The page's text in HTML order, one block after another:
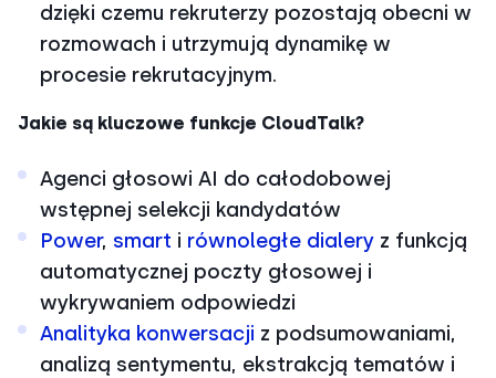
dzięki czemu rekruterzy pozostają obecni w
rozmowach i utrzymują dynamikę w
procesie rekrutacyjnym.
Jakie są kluczowe funkcje CloudTalk?
Agenci głosowi AI do całodobowej
wstępnej selekcji kandydatów
Power, smart i równoległe dialery z funkcją
automatycznej poczty głosowej i
wykrywaniem odpowiedzi
Analityka konwersacji z podsumowaniami,
analizą sentymentu, ekstrakcją tematów i